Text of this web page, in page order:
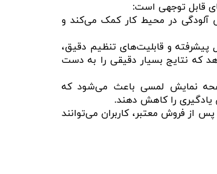
آلودگی در محیط کار کمک می‌کند و
پیشرفته و قابلیت‌های تنظیم دقیق،
که نتایج بسیار دقیقی را به دست
نمایش لمسی باعث می‌شود که
یادگیری را کاهش دهند.
از فروش معتبر، کاربران می‌توانند